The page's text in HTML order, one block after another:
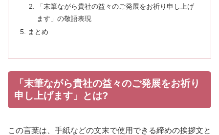
「末筆ながら貴社の益々のご発展をお祈り申し上げ
ます」の敬語表現
まとめ
「末筆ながら貴社の益々のご発展をお祈り
申し上げます」とは?
この言葉は、手紙などの文末で使用できる締めの挨拶文と